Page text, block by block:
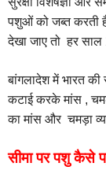
पशुओं को जब्त करती
देखा जाए तो हर
बांगलादेश में भारत
कटाई करके मांस ,
का मांस और चमड़ा
सीमा पर पशु कैसे